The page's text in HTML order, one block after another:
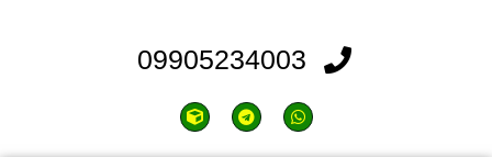
09905234003